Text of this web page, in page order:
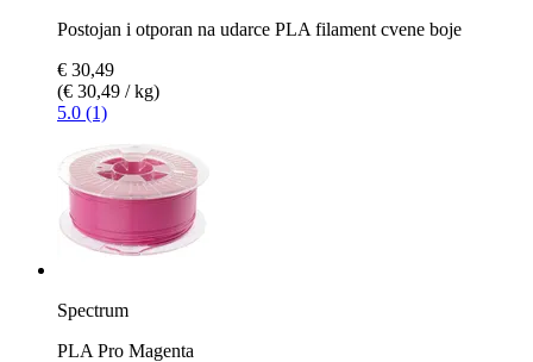
Postojan i otporan na udarce PLA filament cvene boje
€ 30,49
(€ 30,49 / kg)
5.0 (1)
Spectrum
PLA Pro Magenta